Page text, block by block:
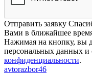
Отправить заявку
Вами в ближайшее
Нажимая на кнопку, вы
персональных данных и
конфиденциальности.
avtorazbor46